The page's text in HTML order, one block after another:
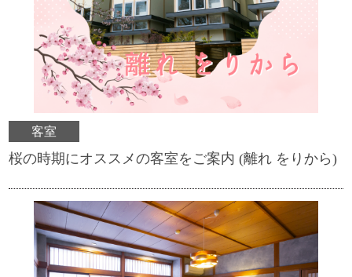
客室
桜の時期にオススメの客室をご案内 (離れ をりから)